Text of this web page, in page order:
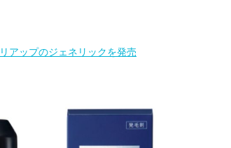
アップのジェネリックを発売